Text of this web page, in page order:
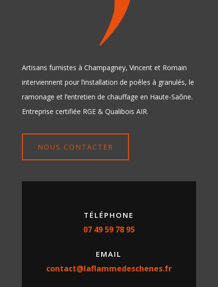
Artisans fumistes à Champagney, Vincent et Romain
interviennent pour l’installation de poêles à granulés, le
ramonage et l’entretien de chauffage en Haute-Saône.
Entreprise certifiée RGE & Qualibois AIR.
NOUS CONTACTER
TÉLÉPHONE
07 49 59 78 95
EMAIL
contact@laflammedeschenes.fr